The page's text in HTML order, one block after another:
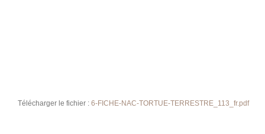
Télécharger le fichier : 6-FICHE-NAC-TORTUE-TERRESTRE_113_fr.pdf